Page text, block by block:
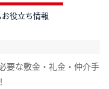
役立ち情報
要な敷金・礼金・仲介手